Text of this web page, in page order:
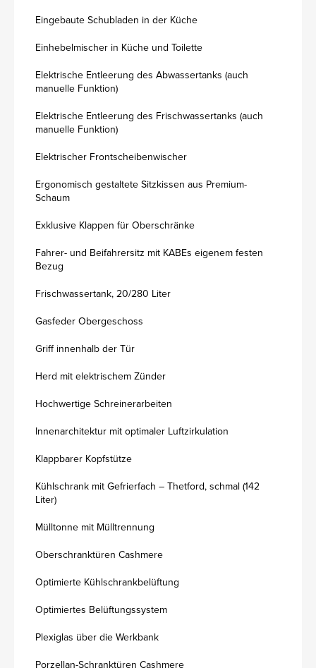
Eingebaute Schubladen in der Küche
Einhebelmischer in Küche und Toilette
Elektrische Entleerung des Abwassertanks (auch
manuelle Funktion)
Elektrische Entleerung des Frischwassertanks (auch
manuelle Funktion)
Elektrischer Frontscheibenwischer
Ergonomisch gestaltete Sitzkissen aus Premium-
Schaum
Exklusive Klappen für Oberschränke
Fahrer- und Beifahrersitz mit KABEs eigenem festen
Bezug
Frischwassertank, 20/280 Liter
Gasfeder Obergeschoss
Griff innenhalb der Tür
Herd mit elektrischem Zünder
Hochwertige Schreinerarbeiten
Innenarchitektur mit optimaler Luftzirkulation
Klappbarer Kopfstütze
Kühlschrank mit Gefrierfach – Thetford, schmal (142
Liter)
Mülltonne mit Mülltrennung
Oberschranktüren Cashmere
Optimierte Kühlschrankbelüftung
Optimiertes Belüftungssystem
Plexiglas über die Werkbank
Porzellan-Schranktüren Cashmere